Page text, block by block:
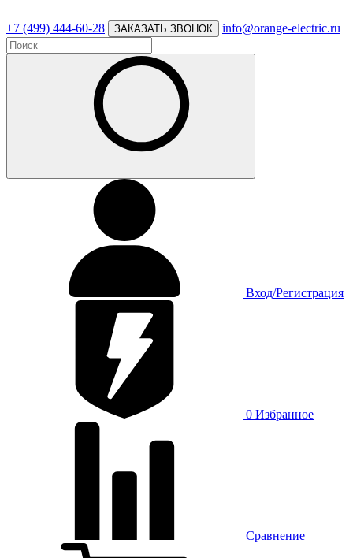
+7 (499) 444-60-28 ЗАКАЗАТЬ ЗВОНОК info@orange-electric.ru
Вход/Регистрация
0 Избранное
Сравнение